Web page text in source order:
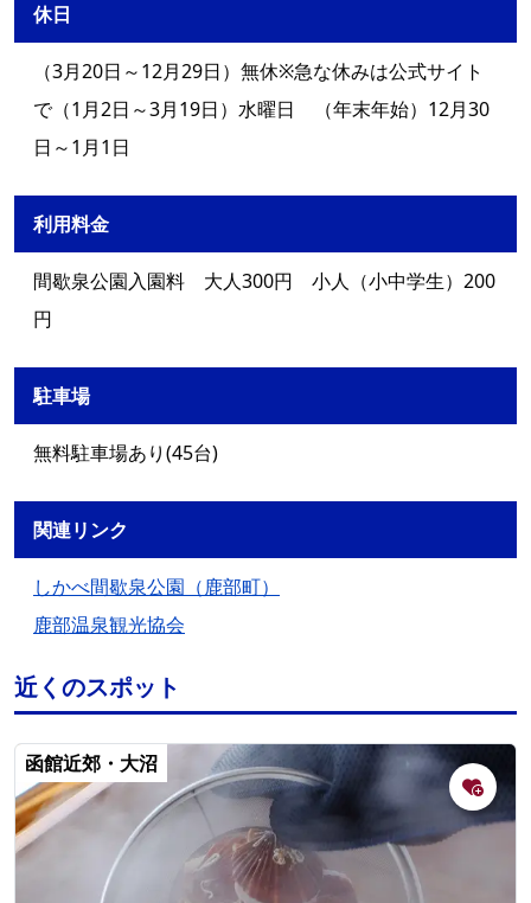
休日
（3月20日～12月29日）無休※急な休みは公式サイト
で（1月2日～3月19日）水曜日 （年末年始）12月30
日～1月1日
利用料金
間歇泉公園入園料 大人300円 小人（小中学生）200
円
駐車場
無料駐車場あり(45台)
関連リンク
しかべ間歇泉公園（鹿部町）
鹿部温泉観光協会
近くのスポット
函館近郊・大沼